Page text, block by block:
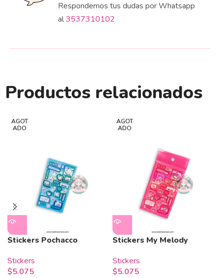
Respondemos tus dudas por Whatsapp
al3537310102
Productos relacionados
AGOT
ADO
Stickers Pochacco
Stickers
$5.075
AGOT
ADO
Stickers My Melody
Stickers
$5.075